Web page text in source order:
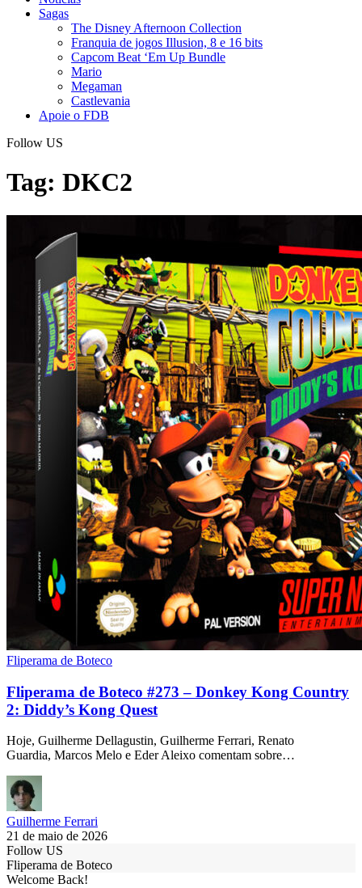
Sagas
The Disney Afternoon Collection
Franquia de jogos Illusion, 8 e 16 bits
Capcom Beat ‘Em Up Bundle
Mario
Megaman
Castlevania
Apoie o FDB
Follow US
Tag: DKC2
Fliperama de Boteco
Fliperama de Boteco #273 – Donkey Kong Country
2: Diddy’s Kong Quest
Hoje, Guilherme Dellagustin, Guilherme Ferrari, Renato
Guardia, Marcos Melo e Eder Aleixo comentam sobre…
Guilherme Ferrari
21 de maio de 2026
Follow US
Fliperama de Boteco
Welcome Back!